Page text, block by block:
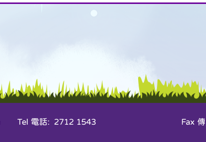
Tel 電話: 2712 1543 Fax 傳